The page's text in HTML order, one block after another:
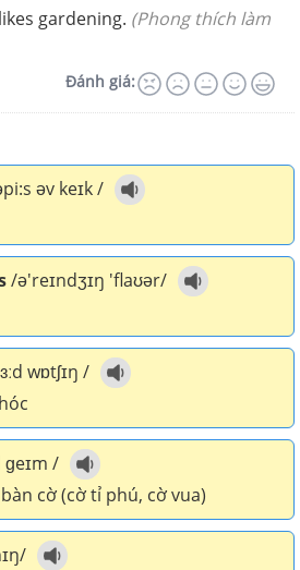
gardening. (Phong thích làm
Đánh giá:
əv keɪk /
/ə'reɪndʒɪŋ 'flaʊər/
wɒtʃɪŋ /
ɡeɪm /
cờ (cờ tỉ phú, cờ vua)